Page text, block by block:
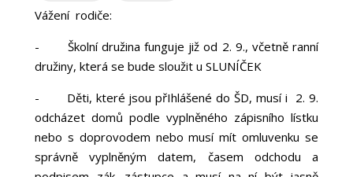
Vážení rodiče:
- Školní družina funguje již od 2. 9., včetně ranní
družiny, která se bude sloužit u SLUNÍČEK
- Děti, které jsou přIhlášené do ŠD, musí i 2. 9.
odcházet domů podle vyplněného zápisního lístku
nebo s doprovodem nebo musí mít omluvenku se
správně vyplněným datem, časem odchodu a